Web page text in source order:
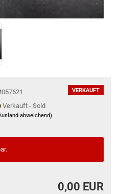
VERKAUFT
Verkauft - Sold
abweichend)
0,00 EUR